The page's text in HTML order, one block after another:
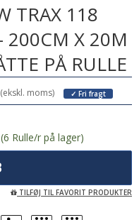
TRAX 118
200CM X 20M
PÅ RULLE
(ekskl. moms) ✓ Fri fragt
Rulle/r på lager)
TILFØJ TIL FAVORIT PRODUKTER